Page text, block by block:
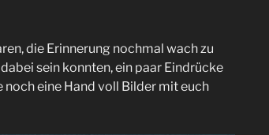
die Erinnerung nochmal wach zu
sein konnten, ein paar Eindrücke
eine Hand voll Bilder mit euch